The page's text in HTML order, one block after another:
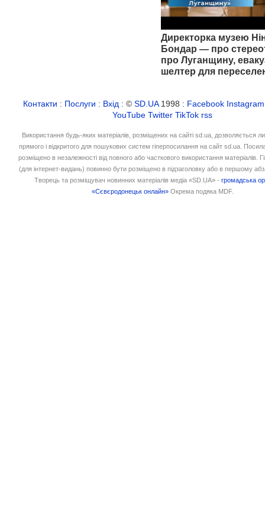
Директорка музею
Бондар — про
про Луганщину,
шелтер для
Контакти : Послуги : Вхід : ©SD.UA1998 : Facebook Instagram
YouTube Twitter TikTok rss
Використання будь-яких матеріалів, розміщених на сайті sd.ua, дозволяється
прямого і відкритого для пошукових систем гіперпосилання на сайт sd.ua.
розміщено в незалежності від повного або часткового використання матеріалів.
(для інтернет-видань) повинно бути розміщено в підзаголовку або в першому
Творець та розміщувач новинних матеріалів медіа «SD.UA» -громадська
«Сєвєродонецьк онлайн» Окрема подяка MDF.